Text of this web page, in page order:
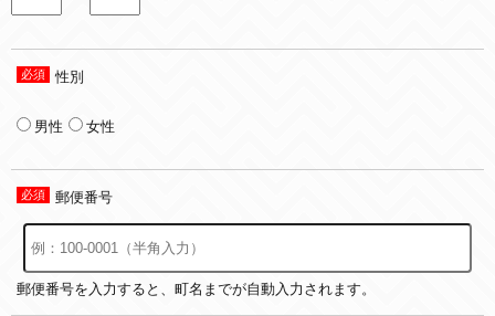
性別
男性 女性
郵便番号
郵便番号を入力すると、町名までが自動入力されます。